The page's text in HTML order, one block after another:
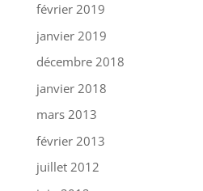
février 2019
janvier 2019
décembre 2018
janvier 2018
mars 2013
février 2013
juillet 2012